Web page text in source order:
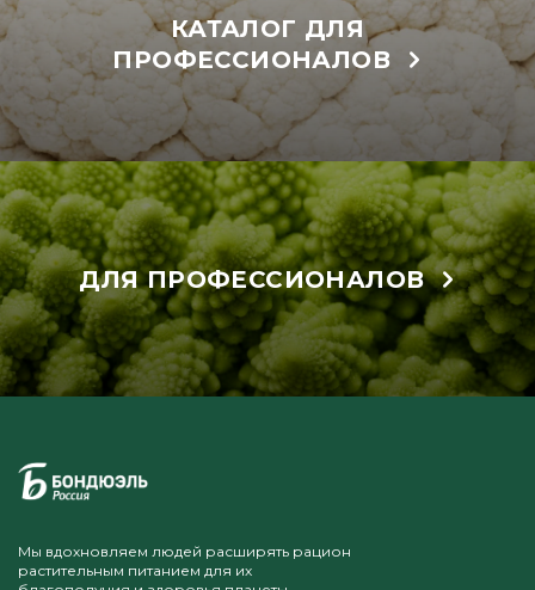
КАТАЛОГ ДЛЯ
ПРОФЕССИОНАЛОВ
ДЛЯ ПРОФЕССИОНАЛОВ
Мы вдохновляем людей расширять рацион
растительным питанием для их